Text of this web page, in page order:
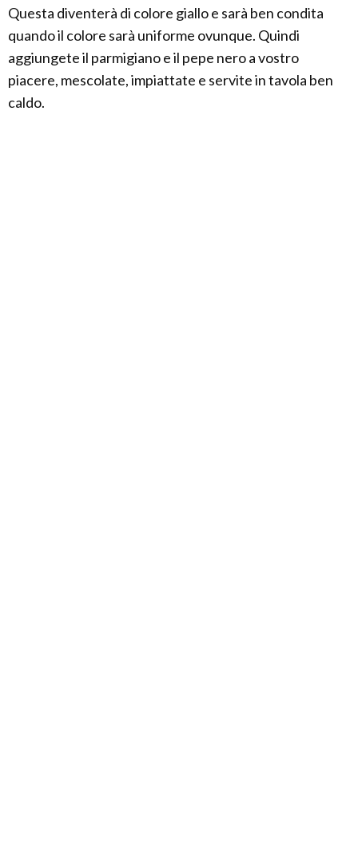
Questa diventerà di colore giallo e sarà ben condita
quando il colore sarà uniforme ovunque. Quindi
aggiungete il parmigiano e il pepe nero a vostro
piacere, mescolate, impiattate e servite in tavola ben
caldo.